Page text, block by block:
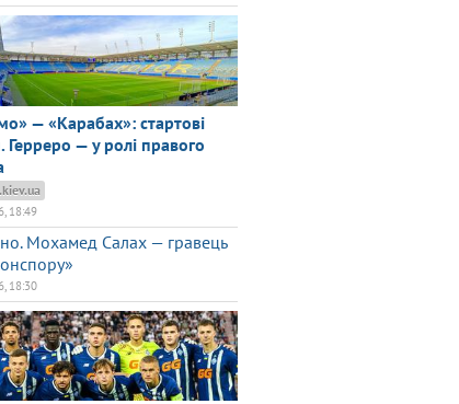
— «Карабах»: стартові
Герреро — у ролі правого
18:49
Мохамед Салах — гравець
18:30